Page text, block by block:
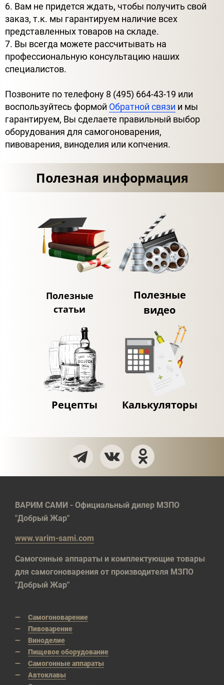
6. Вам не придется ждать, чтобы получить свой
заказ, т.к. мы гарантируем наличие всех
представленных товаров на складе.
7. Вы всегда можете рассчитывать на
профессиональную консультацию наших
специалистов.
Позвоните по телефону 8 (495) 664-43-19 или
воспользуйтесь формой Обратной связи и мы
гарантируем, Вы сделаете правильный выбор
оборудования для самогоноварения,
пивоварения, виноделия или копчения.
Полезная информация
Полезные
статьи
Полезные
видео
Рецепты Калькуляторы
ВАРИМ САМИ - Официальный дилер МЗПО
"Добрый Жар"
www.varim-sami.com
Самогонные аппараты и комплектующие товары
для самогоноварения от производителя МЗПО
"Добрый Жар"
Самогоноварение
Пивоварение
Виноделие
Пищевое оборудование
Самогонные аппараты
Автоклавы